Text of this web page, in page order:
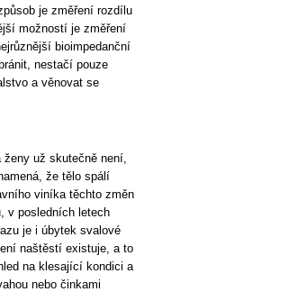
je změření rozdílu
možností je změření
bioimpedanční
nestačí pouze
a věnovat se
ženy už skutečně není,
že tělo spálí
viníka těchto změn
v posledních letech
je i úbytek svalové
naštěstí existuje, a to
na klesající kondici a
nebo činkami